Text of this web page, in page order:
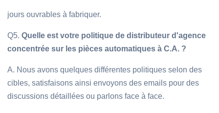
jours ouvrables à fabriquer.
Q5. Quelle est votre politique de distributeur d'agence
concentrée sur les pièces automatiques à C.A. ?
A. Nous avons quelques différentes politiques selon des
cibles, satisfaisons ainsi envoyons des emails pour des
discussions détaillées ou parlons face à face.